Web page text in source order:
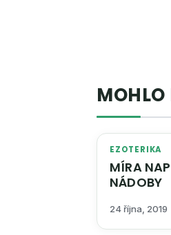
EZOTERIKA
MÍRA NAPLNĚNÍ KARMICKÉ
NÁDOBY
24 října, 2019